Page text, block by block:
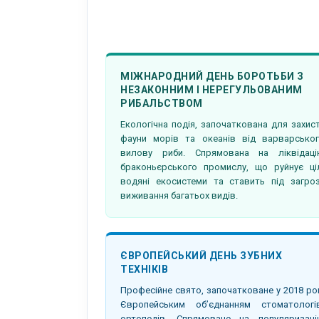
МІЖНАРОДНИЙ ДЕНЬ БОРОТЬБИ З
НЕЗАКОННИМ І НЕРЕГУЛЬОВАНИМ
РИБАЛЬСТВОМ
Екологічна подія, започаткована для
фауни морів та океанів від
вилову риби. Спрямована на
браконьєрського промислу, що руйнує
водяні екосистеми та ставить під
виживання багатьох видів.
ЄВРОПЕЙСЬКИЙ ДЕНЬ ЗУБНИХ
ТЕХНІКІВ
Професійне свято, започатковане у 2018
Європейським об’єднанням